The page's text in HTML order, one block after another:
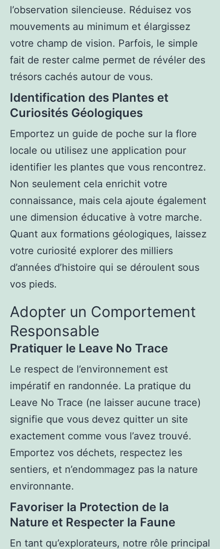
l’observation silencieuse. Réduisez vos
mouvements au minimum et élargissez
votre champ de vision. Parfois, le simple
fait de rester calme permet de révéler des
trésors cachés autour de vous.
Identification des Plantes et
Curiosités Géologiques
Emportez un guide de poche sur la flore
locale ou utilisez une application pour
identifier les plantes que vous rencontrez.
Non seulement cela enrichit votre
connaissance, mais cela ajoute également
une dimension éducative à votre marche.
Quant aux formations géologiques, laissez
votre curiosité explorer des milliers
d’années d’histoire qui se déroulent sous
vos pieds.
Adopter un Comportement
Responsable
Pratiquer le Leave No Trace
Le respect de l’environnement est
impératif en randonnée. La pratique du
Leave No Trace (ne laisser aucune trace)
signifie que vous devez quitter un site
exactement comme vous l’avez trouvé.
Emportez vos déchets, respectez les
sentiers, et n’endommagez pas la nature
environnante.
Favoriser la Protection de la
Nature et Respecter la Faune
En tant qu’explorateurs, notre rôle principal